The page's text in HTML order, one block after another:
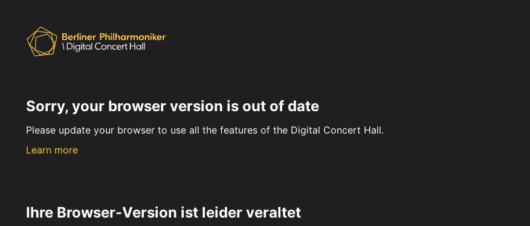
Sorry, your browser version is out of date
Please update your browser to use all the features of the Digital Concert Hall.
Learn more
Ihre Browser-Version ist leider veraltet